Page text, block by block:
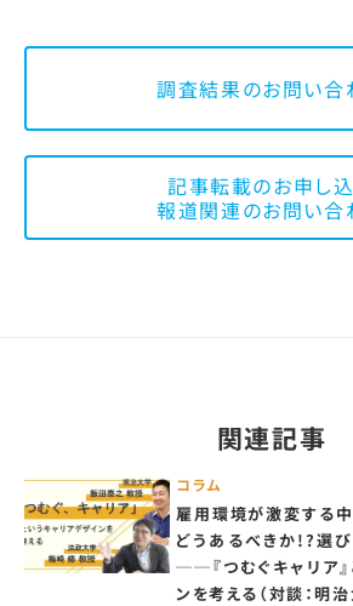
調査結果のお問い合
記事転載のお申し
報道関連のお問い合
関連記事
コラム
雇用環境が激変する
どうあるべきか!?選び
──『つむぐキャリア
ンを考える（対談：明